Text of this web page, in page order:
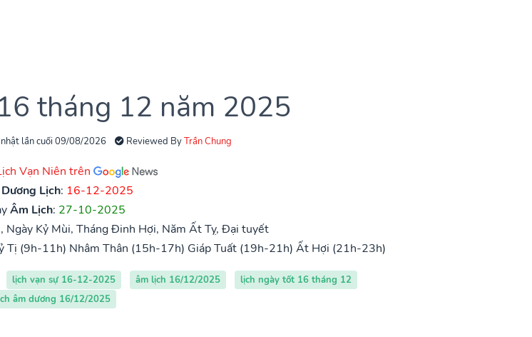
tháng 12 năm 2025
lần cuối 09/08/2026 Reviewed ByTrần Chung
Vạn Niên trên
Dương Lịch: 16-12-2025
Âm Lịch: 27-10-2025
Ngày Kỷ Mùi, Tháng Đinh Hợi, Năm Ất Tỵ, Đại tuyết
Tị (9h-11h) Nhâm Thân (15h-17h) Giáp Tuất (19h-21h) Ất Hợi (21h-23h)
lịch vạn sự 16-12-2025 âm lịch 16/12/2025
lịch ngày tốt 16 tháng 12
âm dương 16/12/2025